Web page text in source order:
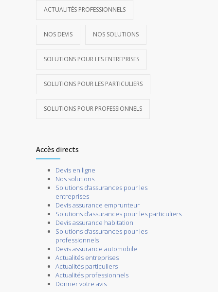
ACTUALITÉS PROFESSIONNELS
NOS DEVIS NOS SOLUTIONS
SOLUTIONS POUR LES ENTREPRISES
SOLUTIONS POUR LES PARTICULIERS
SOLUTIONS POUR PROFESSIONNELS
Accès directs
Devis en ligne
Nos solutions
Solutions d’assurances pour les
entreprises
Devis assurance emprunteur
Solutions d’assurances pour les particuliers
Devis assurance habitation
Solutions d’assurances pour les
professionnels
Devis assurance automobile
Actualités entreprises
Actualités particuliers
Actualités professionnels
Donner votre avis